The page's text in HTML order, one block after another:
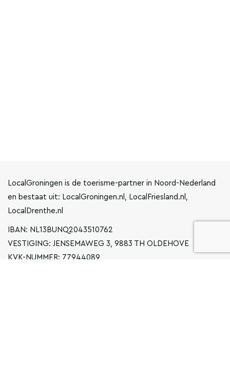
LocalGroningen is de toerisme-partner in Noord-Nederland
en bestaat uit: LocalGroningen.nl, LocalFriesland.nl,
LocalDrenthe.nl
IBAN: NL13BUNQ2043510762
VESTIGING: JENSEMAWEG 3, 9883 TH OLDEHOVE
KVK-NUMMER: 77944089